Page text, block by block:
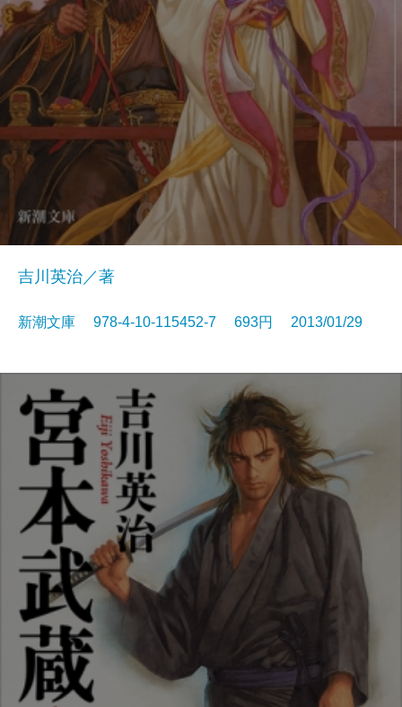
吉川英治／著
新潮文庫 978-4-10-115452-7 693円 2013/01/29